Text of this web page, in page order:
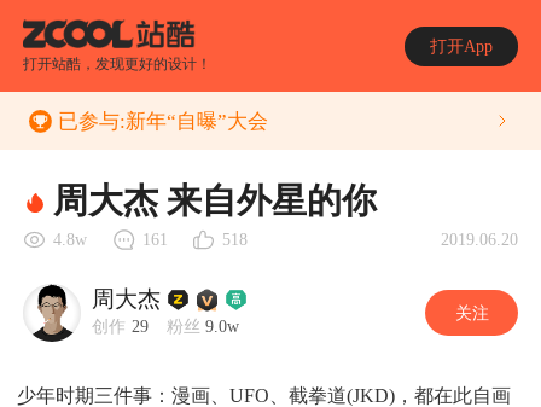
打开站酷，发现更好的设计！
打开App
已参与:新年“自曝”大会
周大杰 来自外星的你
4.8w 161 518 2019.06.20
周大杰
创作 29 粉丝 9.0w
关注
少年时期三件事：漫画、UFO、截拳道(JKD)，都在此自画